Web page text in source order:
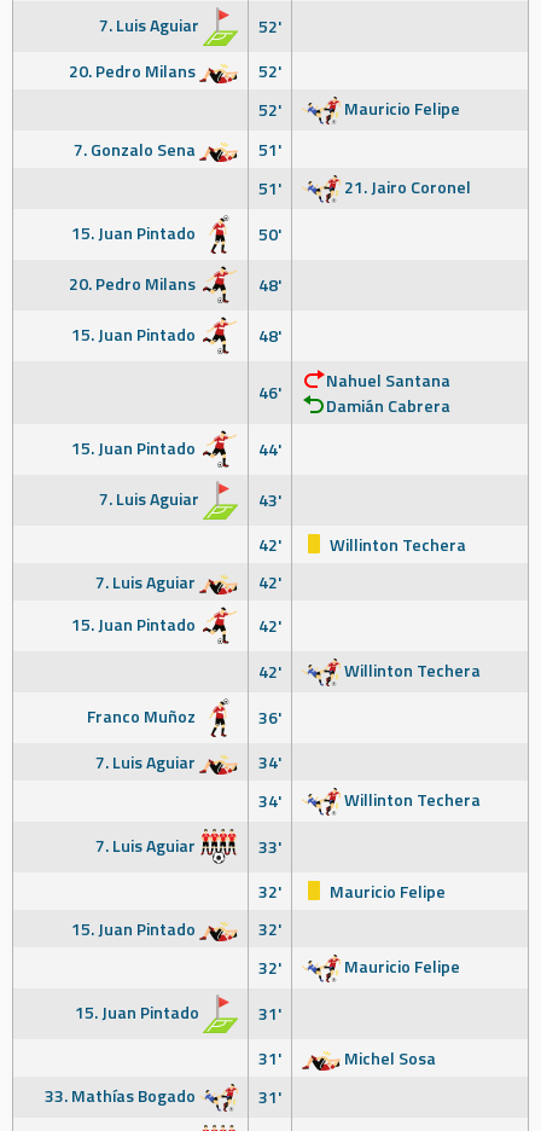
7. Luis Aguiar
52'
20. Pedro Milans
52'
52'
Mauricio Felipe
7. Gonzalo Sena
51'
51'
21. Jairo Coronel
15. Juan Pintado
50'
20. Pedro Milans
48'
15. Juan Pintado
48'
46'
Nahuel Santana
Damián Cabrera
15. Juan Pintado
44'
7. Luis Aguiar
43'
42'
Willinton Techera
7. Luis Aguiar
42'
15. Juan Pintado
42'
42'
Willinton Techera
Franco Muñoz
36'
7. Luis Aguiar
34'
34'
Willinton Techera
7. Luis Aguiar
33'
32'
Mauricio Felipe
15. Juan Pintado
32'
32'
Mauricio Felipe
15. Juan Pintado
31'
31'
Michel Sosa
33. Mathías Bogado
31'